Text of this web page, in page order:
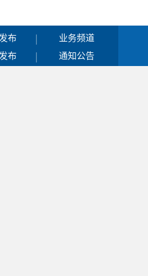
布 |
业务频道
布 | 通知公告